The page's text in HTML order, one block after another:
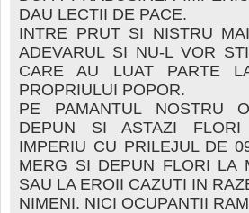
DAU LECTII DE PACE.
INTRE PRUT SI NISTRU
ADEVARUL SI NU-L VOR
CARE AU LUAT PARTE
PROPRIULUI POPOR.
PE PAMANTUL NOSTRU
DEPUN SI ASTAZI FLORI
IMPERIU CU PRILEJUL DE
MERG SI DEPUN FLORI LA
SAU LA EROII CAZUTI IN
NIMENI. NICI OCUPANTII